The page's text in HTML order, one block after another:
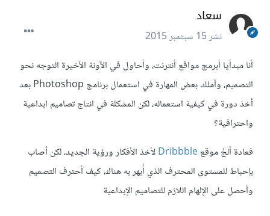
سعاد
نشر15 سبتمبر 2015
أنا مبدأيا أبرمج مواقع أنترنت، وأحاول في الآونة الأخيرة التوجه نحو
التصميم، وأملك بعض المهارة في استعمال برنامج Photoshop بعد
أخذ دورة في كيفية استعماله، لكن المشكلة في انتاج تصاميم ابداعية
واحترافية؟
فعادة ألجُ موقعDribbbleﻷخذ الأفكار ورؤية الجديد، لكن أصاب
بإحباط للمستوى المحترف الذي أُبهر به هناك، كيف أحترف التصميم
وأحصل على الإلهام اللازم للتصاميم الإبداعية